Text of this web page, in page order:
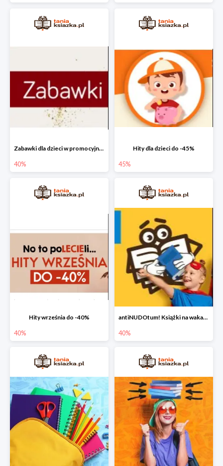
Zabawki dla dzieci w promocyjnych cenach do -40%!
40%
Hity dla dzieci do -45%
45%
Hity września do -40%
40%
antiNUDOtum! Książki na wakacje do -40%
40%